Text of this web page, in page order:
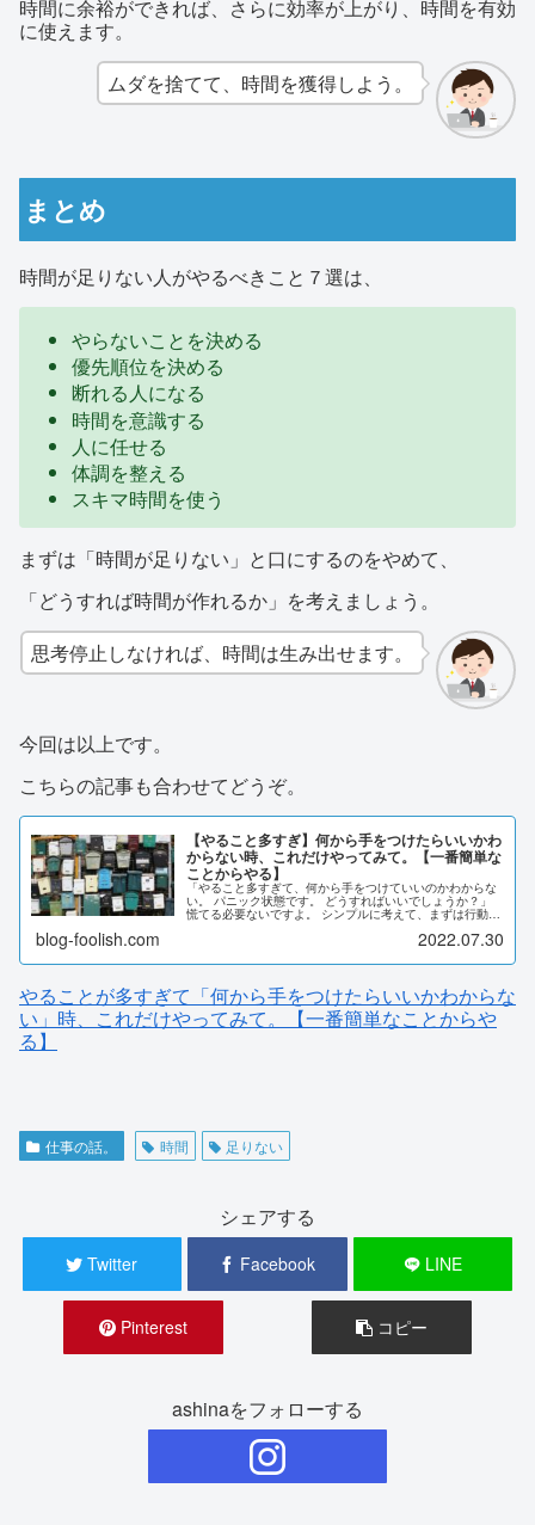
時間に余裕ができれば、さらに効率が上がり、時間を有効
に使えます。
ムダを捨てて、時間を獲得しよう。
まとめ
時間が足りない人がやるべきこと７選は、
やらないことを決める
優先順位を決める
断れる人になる
時間を意識する
人に任せる
体調を整える
スキマ時間を使う
まずは「時間が足りない」と口にするのをやめて、
「どうすれば時間が作れるか」を考えましょう。
思考停止しなければ、時間は生み出せます。
今回は以上です。
こちらの記事も合わせてどうぞ。
【やること多すぎ】何から手をつけたらいいかわ
からない時、これだけやってみて。【一番簡単な
ことからやる】
「やること多すぎて、何から手をつけていいのかわからな
い。 パニック状態です。 どうすればいいでしょうか？」
慌てる必要ないですよ。 シンプルに考えて、まずは行動す
て何をすればわからない時の対処法がわかり、 忙しい状態
blog-foolish.com 2022.07.30
やることが多すぎて「何から手をつけたらいいかわからな
い」時、これだけやってみて。【一番簡単なことからや
る】
仕事の話。 時間 足りない
シェアする
Twitter Facebook LINE
Pinterest コピー
ashinaをフォローする